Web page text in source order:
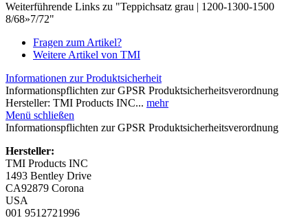
Weiterführende Links zu "Teppichsatz grau | 1200-1300-1500
8/68»7/72"
Fragen zum Artikel?
Weitere Artikel von TMI
Informationen zur Produktsicherheit
Informationspflichten zur GPSR Produktsicherheitsverordnung
Hersteller: TMI Products INC... mehr
Menü schließen
Informationspflichten zur GPSR Produktsicherheitsverordnung
Hersteller:
TMI Products INC
1493 Bentley Drive
CA92879 Corona
USA
001 9512721996